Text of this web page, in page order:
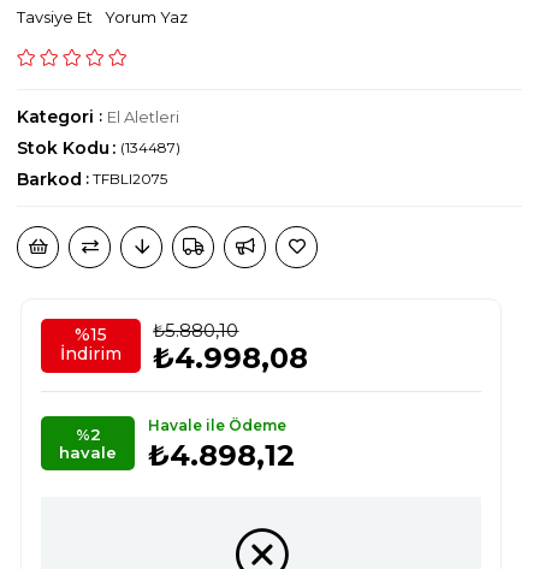
Tavsiye Et Yorum Yaz
Kategori : El Aletleri
(134487)
Stok Kodu
Barkod : TFBLI2075
%15
İndirim
₺5.880,10
₺4.998,08
Havale ile Ödeme
₺4.898,12
%2
havale